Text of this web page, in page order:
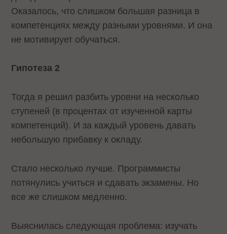
Оказалось, что слишком большая разница в
компетенциях между разными уровнями. И она
не мотивирует обучаться.
Гипотеза 2
Тогда я решил разбить уровни на несколько
ступеней (в процентах от изученной карты
компетенций). И за каждый уровень давать
небольшую прибавку к окладу.
Стало несколько лучше. Программисты
потянулись учиться и сдавать экзамены. Но
все же слишком медленно.
Выяснилась следующая проблема: изучать